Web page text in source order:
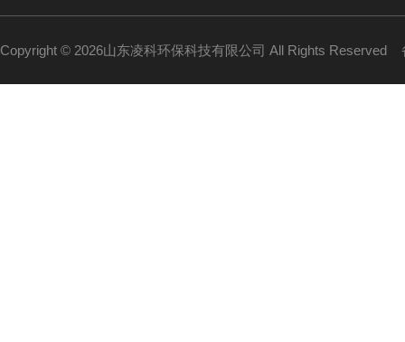
Copyright © 2026山东凌科环保科技有限公司 All Rights Reserved